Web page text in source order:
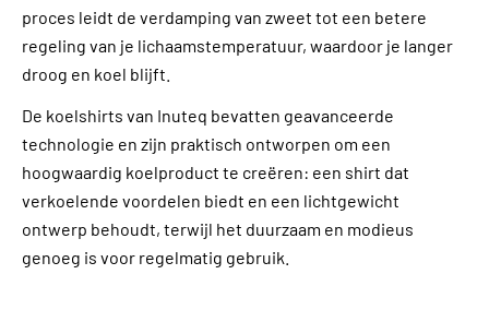
proces leidt de verdamping van zweet tot een betere
regeling van je lichaamstemperatuur, waardoor je langer
droog en koel blijft.
De koelshirts van Inuteq bevatten geavanceerde
technologie en zijn praktisch ontworpen om een
hoogwaardig koelproduct te creëren: een shirt dat
verkoelende voordelen biedt en een lichtgewicht
ontwerp behoudt, terwijl het duurzaam en modieus
genoeg is voor regelmatig gebruik.